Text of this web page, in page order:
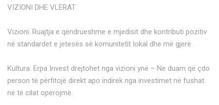
VIZIONI DHE VLERAT
Vizioni: Ruajtja e qëndrueshme e mjedisit dhe kontributi pozitiv
në standardet e jetesës së komunitetit lokal dhe më gjerë.
Kultura: Erpa Invest drejtohet nga vizioni ynë – Ne duam që çdo
person të përfitojë direkt apo indirek nga investimet në fushat
në të cilat operojmë.